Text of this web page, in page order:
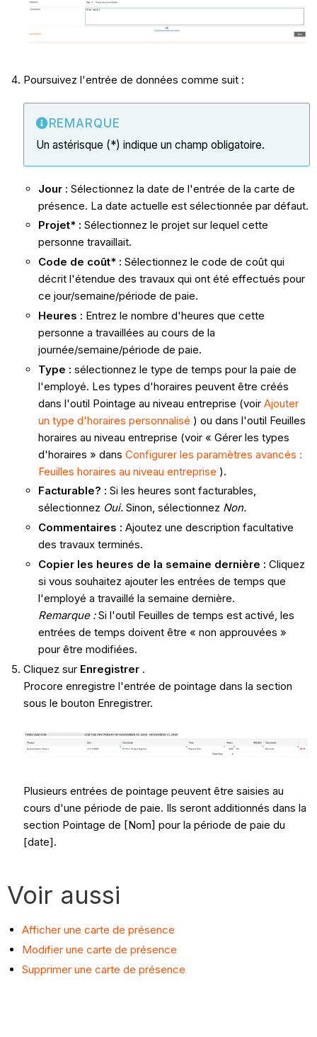
Poursuivez l'entrée de données comme suit :
REMARQUE
Un astérisque (*) indique un champ obligatoire.
Jour : Sélectionnez la date de l'entrée de la carte de
présence. La date actuelle est sélectionnée par défaut.
Projet* : Sélectionnez le projet sur lequel cette
personne travaillait.
Code de coût* : Sélectionnez le code de coût qui
décrit l'étendue des travaux qui ont été effectués pour
ce jour/semaine/période de paie.
Heures : Entrez le nombre d'heures que cette
personne a travaillées au cours de la
journée/semaine/période de paie.
Type : sélectionnez le type de temps pour la paie de
l'employé. Les types d'horaires peuvent être créés
dans l'outil Pointage au niveau entreprise (voir Ajouter
un type d'horaires personnalisé ) ou dans l'outil Feuilles
horaires au niveau entreprise (voir « Gérer les types
d'horaires » dans Configurer les paramètres avancés :
Feuilles horaires au niveau entreprise ).
Facturable? : Si les heures sont facturables,
sélectionnez Oui.Sinon, sélectionnez Non.
Commentaires : Ajoutez une description facultative
des travaux terminés.
Copier les heures de la semaine dernière : Cliquez
si vous souhaitez ajouter les entrées de temps que
l'employé a travaillé la semaine dernière.
Remarque :Si l'outil Feuilles de temps est activé, les
entrées de temps doivent être « non approuvées »
pour être modifiées.
Cliquez sur Enregistrer.
Procore enregistre l'entrée de pointage dans la section
sous le bouton Enregistrer.
Plusieurs entrées de pointage peuvent être saisies au
cours d'une période de paie. Ils seront additionnés dans la
section Pointage de [Nom] pour la période de paie du
[date].
Voir aussi
Afficher une carte de présence
Modifier une carte de présence
Supprimer une carte de présence